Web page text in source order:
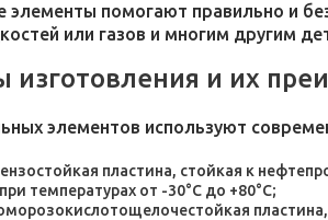
элементы помогают правильно и
или газов и многим другим
изготовления и их
элементов используют
пластина, стойкая к
температурах от -30°C до +80°C;
пластина,